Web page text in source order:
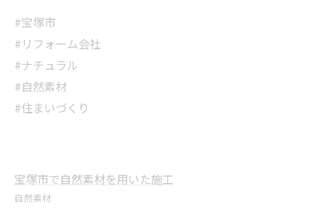
#宝塚市
#リフォーム会社
#ナチュラル
#自然素材
#住まいづくり
宝塚市で自然素材を用いた施工
自然素材